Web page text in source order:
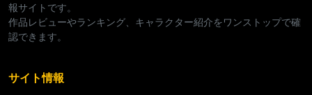
報サイトです。
作品レビューやランキング、キャラクター紹介をワンストップで確
認できます。
サイト情報